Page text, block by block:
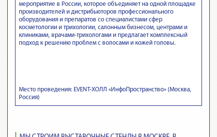
мероприятие в России, которое объединяет на одной площадке
производителей и дистрибьюторов профессионального
оборудования и препаратов со специалистами сфер
косметологии и трихологии, салонным бизнесом, центрами и
клиниками, врачами-трихологами и предлагает комплексный
подход к решению проблем с волосами и кожей головы.
Место проведения: EVENT-ХОЛЛ «ИнфоПространство» (Москва,
Россия)